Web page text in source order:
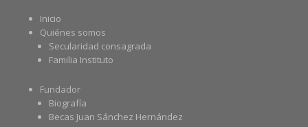
Inicio
Quiénes somos
Secularidad consagrada
Familia Instituto
Fundador
Biografía
Becas Juan Sánchez Hernández